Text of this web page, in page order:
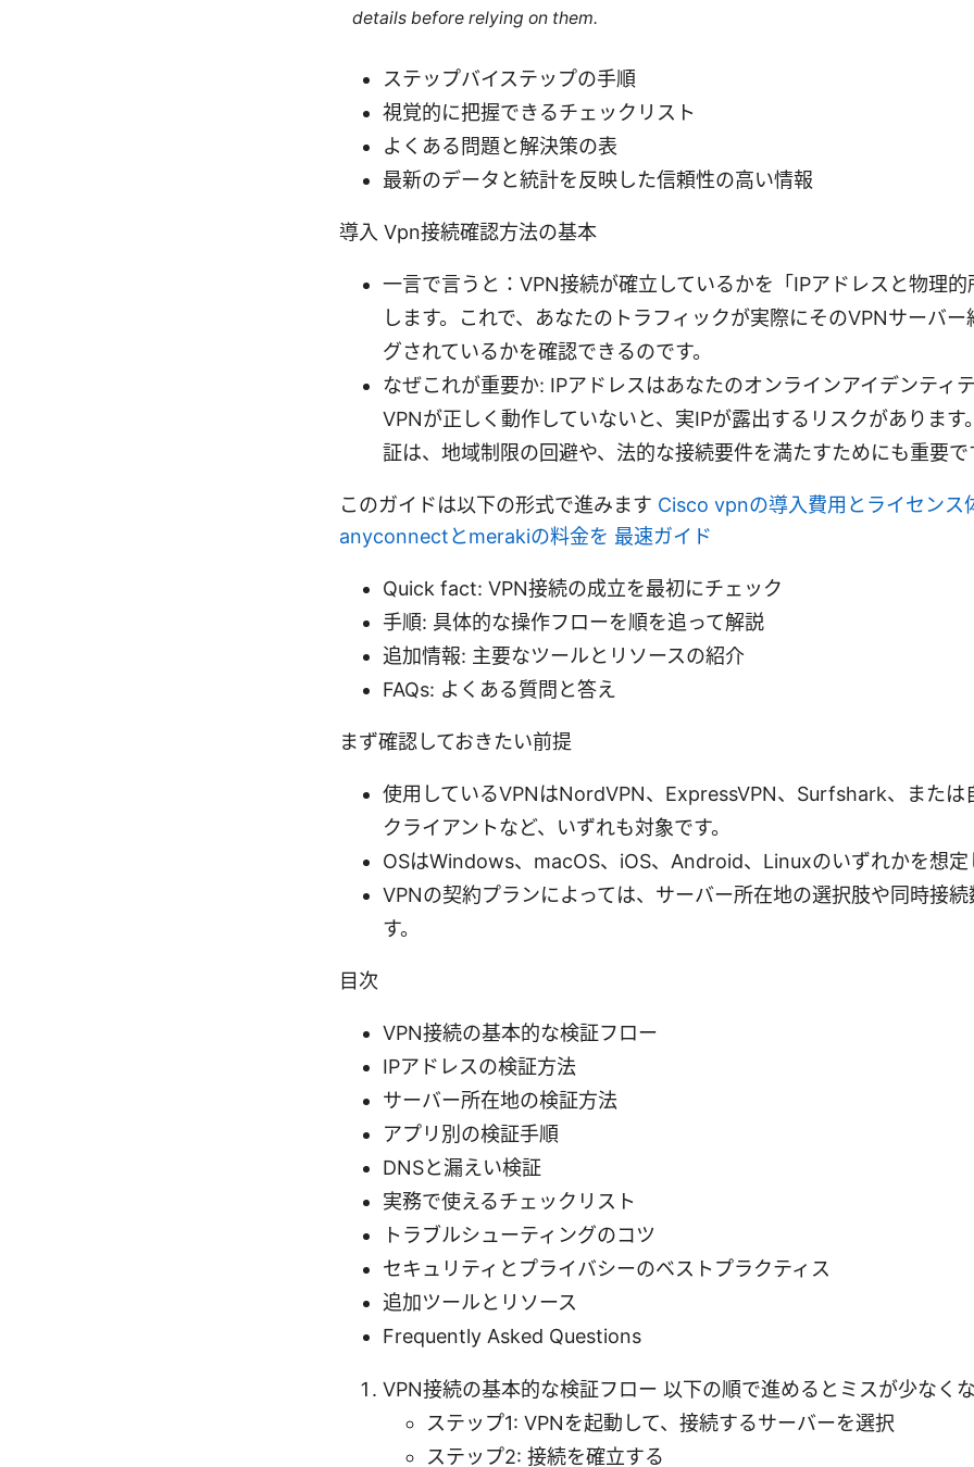
details before relying on them.
ステップバイステップの手順
視覚的に把握できるチェックリスト
よくある問題と解決策の表
最新のデータと統計を反映した信頼性の高い情報
導入 Vpn接続確認方法の基本
一言で言うと：VPN接続が確立しているかを「IPアドレスと物理的
します。これで、あなたのトラフィックが実際にそのVPNサーバー
グされているかを確認できるのです。
なぜこれが重要か: IPアドレスはあなたのオンラインアイデンティテ
VPNが正しく動作していないと、実IPが露出するリスクがあります
証は、地域制限の回避や、法的な接続要件を満たすためにも重要で
このガイドは以下の形式で進みます Cisco vpnの導入費用とライセンス
anyconnectとmerakiの料金を 最速ガイド
Quick fact: VPN接続の成立を最初にチェック
手順: 具体的な操作フローを順を追って解説
追加情報: 主要なツールとリソースの紹介
FAQs: よくある質問と答え
まず確認しておきたい前提
使用しているVPNはNordVPN、ExpressVPN、Surfshark、または
クライアントなど、いずれも対象です。
OSはWindows、macOS、iOS、Android、Linuxのいずれかを想定
VPNの契約プランによっては、サーバー所在地の選択肢や同時接続
す。
目次
VPN接続の基本的な検証フロー
IPアドレスの検証方法
サーバー所在地の検証方法
アプリ別の検証手順
DNSと漏えい検証
実務で使えるチェックリスト
トラブルシューティングのコツ
セキュリティとプライバシーのベストプラクティス
追加ツールとリソース
Frequently Asked Questions
VPN接続の基本的な検証フロー 以下の順で進めるとミスが少なくな
ステップ1: VPNを起動して、接続するサーバーを選択
ステップ2: 接続を確立する